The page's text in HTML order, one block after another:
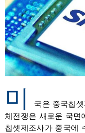
미
국은 중국칩
체전쟁은 새로운 국면
칩셋제조사가 중국에